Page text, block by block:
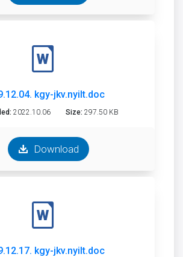
kgy-jkv.nyilt.doc
2022.10.06 Size: 297.50 KB
Download
kgy-jkv.nyilt.doc